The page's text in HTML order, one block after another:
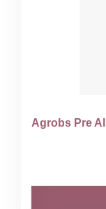
Agrobs Pre